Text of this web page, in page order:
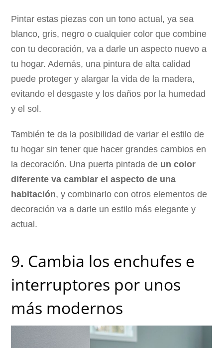
Pintar estas piezas con un tono actual, ya sea
blanco, gris, negro o cualquier color que combine
con tu decoración, va a darle un aspecto nuevo a
tu hogar. Además, una pintura de alta calidad
puede proteger y alargar la vida de la madera,
evitando el desgaste y los daños por la humedad
y el sol.
También te da la posibilidad de variar el estilo de
tu hogar sin tener que hacer grandes cambios en
la decoración. Una puerta pintada de un color
diferente va cambiar el aspecto de una
habitación, y combinarlo con otros elementos de
decoración va a darle un estilo más elegante y
actual.
9. Cambia los enchufes e
interruptores por unos
más modernos